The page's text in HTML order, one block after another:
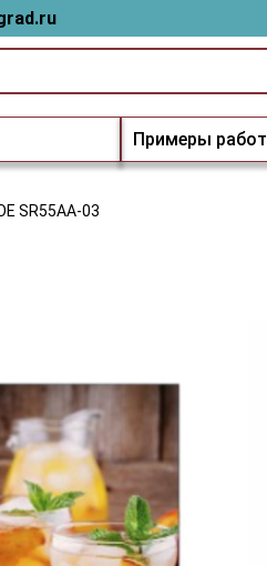
Примеры работ
SR55AA-03